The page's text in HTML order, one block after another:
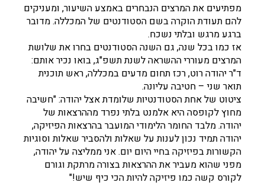
מפתיעים את המרצים הנבחרים באמצע השיעור, ומעניקים
להם תעודת הוקרה בשם הסטודנטים של המכללה. מדובר
ברגע מרגש ובלתי נשכח.
אז כמו בכל שנה, גם השנה הסטודנטים בחרו את שלושת
המרצים מעוררי ההשראה לשנת תשפ"ג, בואו נכיר אותם:
ד"ר יהודה רוט, רכז תחום מדעים במכללה, ראש תוכנית
תואר שני – חטיבה עליונה.
ציטוט של אחת הסטודנטיות שלומדת אצל יהודה: "חשיבה
מחוץ לקופסה היא אלמנט בלתי נפרד מההרצאות של
יהודה. מלבד החומר הלימודי המועבר בהרצאות הפיזיקה,
יהודה תמיד נכון לענות על שאלות ולהסביר שאלות וסוגיות
הקשורות בפיזיקה בחיי היום יום. אני ממליצה על יהודה,
מפני שהוא מעביר את ההרצאות בצורה מרתקת וגורם
לקורס קשה כמו פיזיקה להיות הכי כיף שיש!"